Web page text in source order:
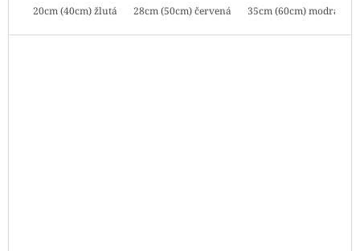
20cm (40cm) žlutá 28cm (50cm) červená 35cm (60cm) modrá